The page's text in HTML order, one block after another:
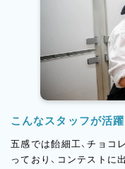
こんなスタッフが活躍
五感では飴細工、チョコ
っており、コンテストに